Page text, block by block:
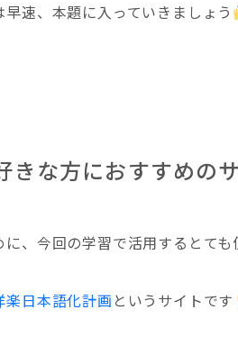
早速、本題に入っていきましょう
きな方におすすめの
に、今回の学習で活用するとて
楽日本語化計画 というサイトです